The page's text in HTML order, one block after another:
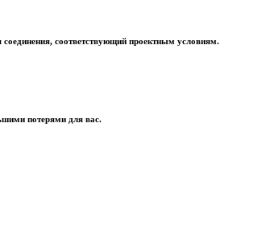
соответствующий проектным условиям.
потерями для вас.